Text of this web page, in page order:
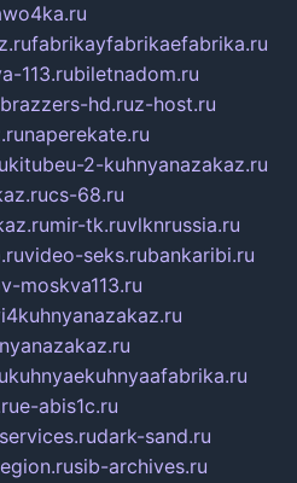
fabrikayfabrikaefabrika.ru
113.rubiletnadom.ru
brazzers-hd.ruz-host.ru
naperekate.ru
kitubeu-2-kuhnyanazakaz.ru
cs-68.ru
mir-tk.ruvlknrussia.ru
video-seks.rubankaribi.ru
moskva113.ru
kuhnyaekuhnyaafabrika.ru
e-abis1c.ru
dark-sand.ru
sib-archives.ru